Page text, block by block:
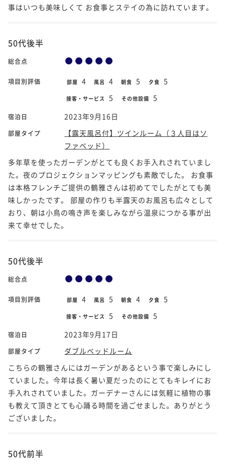
事はいつも美味しくて お食事とステイの為に訪れています。
50代後半
総合点
項目別評価 部屋 4 風呂 4 朝食 5 夕食 5
接客・サービス 5 その他設備 5
宿泊日 2023年9月16日
部屋タイプ
【露天風呂付】ツインルーム（３人目はソ
ファベッド）
多年草を使ったガーデンがとても良くお手入れされていまし
た。夜のプロジェクションマッピングも素敵でした。 お食事
は本格フレンチご提供の鶴雅さんは初めてでしたがとても美
味しかったです。 部屋の作りも半露天のお風呂も広々として
おり、朝は小鳥の鳴き声を楽しみながら温泉につかる事が出
来て幸せでした。
50代後半
総合点
項目別評価 部屋 4 風呂 5 朝食 4 夕食 5
接客・サービス 5 その他設備 5
宿泊日 2023年9月17日
部屋タイプ
ダブルベッドルーム
こちらの鶴雅さんにはガーデンがあるという事で楽しみにし
ていました。今年は長く暑い夏だったのにとてもキレイにお
手入れされていました。ガーデナーさんには気軽に植物の事
も教えて頂きとても心踊る時間を過ごせました。ありがとう
ございました。
50代前半